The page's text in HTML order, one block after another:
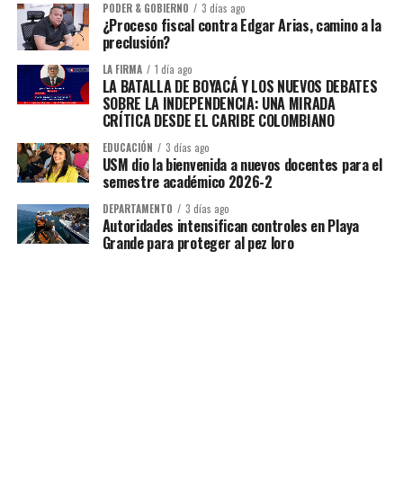
PODER & GOBIERNO 3 días ago
¿Proceso fiscal contra Edgar Arias, camino a la
preclusión?
LA FIRMA 1 día ago
LA BATALLA DE BOYACÁ Y LOS NUEVOS DEBATES
SOBRE LA INDEPENDENCIA: UNA MIRADA
CRÍTICA DESDE EL CARIBE COLOMBIANO
EDUCACIÓN 3 días ago
USM dio la bienvenida a nuevos docentes para el
semestre académico 2026-2
DEPARTAMENTO 3 días ago
Autoridades intensifican controles en Playa
Grande para proteger al pez loro